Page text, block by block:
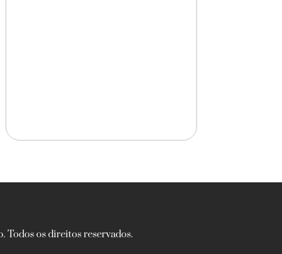
Todos os direitos reservados.